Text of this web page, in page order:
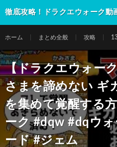
徹底攻略！ドラクエウォーク動
ホーム まとめ全般 攻略
【ドラクエウォー
さまを諦めない ギ
を集めて覚醒する
ーク #dqw #dqウ
ード #ジェム